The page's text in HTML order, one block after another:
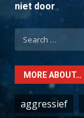
niet door
Search
for:
MORE ABOUT…
aggressief